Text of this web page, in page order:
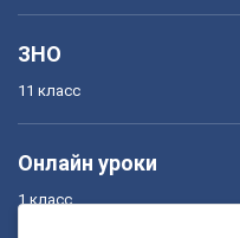
ЗНО
11 класс
Онлайн уроки
1 класс